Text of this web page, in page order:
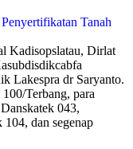
Tanah
Kadisopslatau, Dirlat
Lakespra dr Saryanto.
Terbang, para
043,
dan segenap